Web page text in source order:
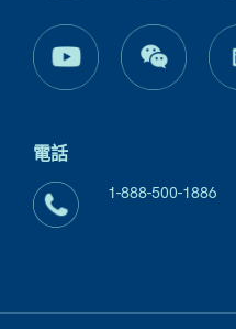
電話
1-888-500-1886